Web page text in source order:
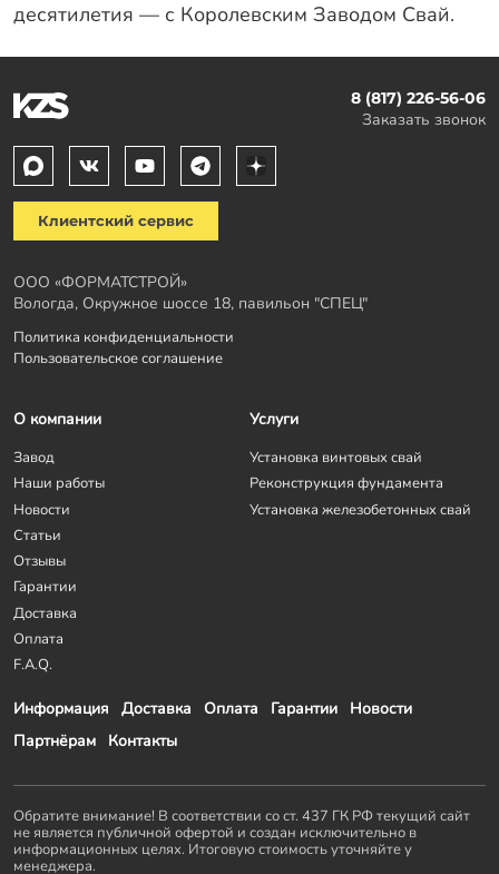
десятилетия — с Королевским Заводом Свай.
8 (817) 226-56-06
Заказать звонок
Клиентский сервис
ООО «ФОРМАТСТРОЙ»
Вологда, Окружное шоссе 18, павильон "СПЕЦ"
Политика конфиденциальности
Пользовательское соглашение
Информация Доставка Оплата Гарантии
Новости
Партнёрам
Контакты
О компании
Завод
Наши работы
Новости
Статьи
Отзывы
Гарантии
Доставка
Оплата
F.A.Q.
Услуги
Установка винтовых свай
Реконструкция фундамента
Установка железобетонных свай
Обратите внимание! В соответствии со ст. 437 ГК РФ текущий сайт
не является публичной офертой и создан исключительно в
информационных целях. Итоговую стоимость уточняйте у
менеджера.